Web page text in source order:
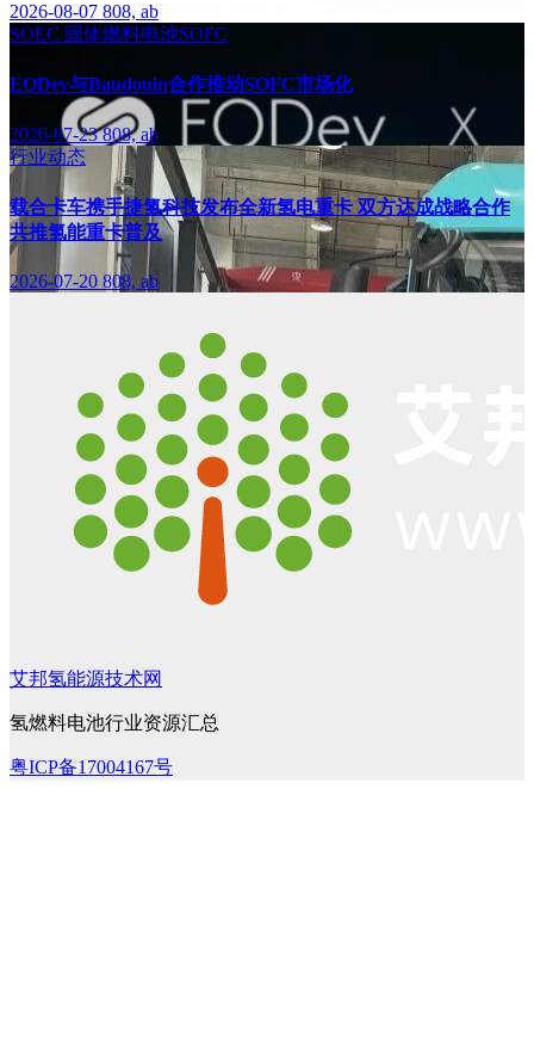
2026-08-07 808, ab
SOEC 固体燃料电池SOFC
EODev与Baudouin合作推动SOFC市场化
2026-07-23808, ab
行业动态
载合卡车携手捷氢科技发布全新氢电重卡 双方达成战略合作
共推氢能重卡普及
2026-07-20 808, ab
艾邦氢能源技术网
氢燃料电池行业资源汇总
粤ICP备17004167号